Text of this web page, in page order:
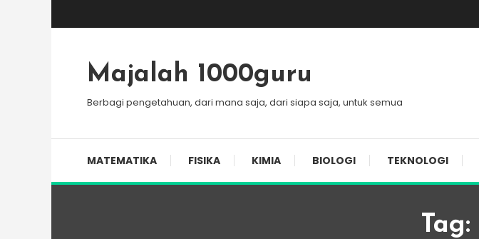
To
Majalah 1000guru
Berbagi pengetahuan, dari mana saja, dari siapa saja, untuk semua
MATEMATIKA FISIKA KIMIA BIOLOGI TEKNOLOGI
Tag: